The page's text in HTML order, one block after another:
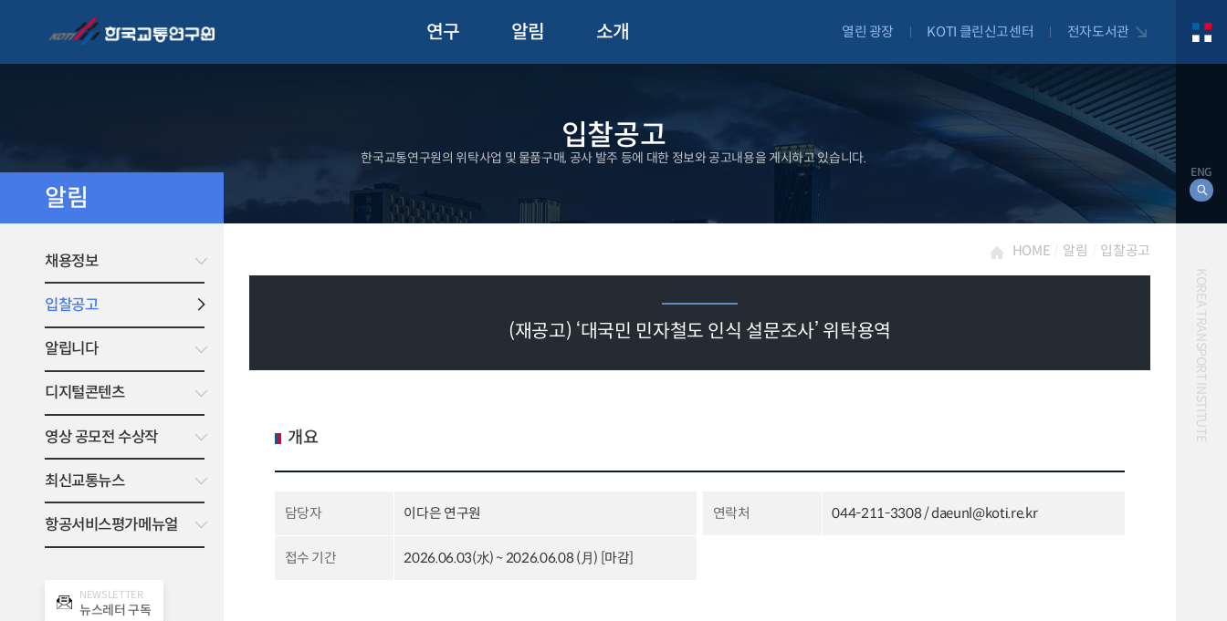
연구 알림 소개 열린 광장 KOTI 클린신고센터 전자도서관
입찰공고
한국교통연구원의 위탁사업 및 물품구매, 공사 발주 등에 대한 정보와 공고내용을 게시하고 있습니다.
알림
채용정보
입찰공고
알립니다
디지털콘텐츠
영상 공모전 수상작
최신교통뉴스
항공서비스평가메뉴얼
NEWSLETTER
뉴스레터 구독
HOME 알림 입찰공고
(재공고) ‘대국민 민자철도 인식 설문조사’ 위탁용역
개요
담당자 이다은 연구원 연락처 044-211-3308 / daeunl@koti.re.kr
접수 기간 2026.06.03(水) ~ 2026.06.08 (月) [마감]
ENG
KOREA TRANSPORT INSTITUTE
자율주행
교통혼잡비용
2024년 국가교통조사 및
전국여객OD
여객통행량
2024 생활물류 서비스